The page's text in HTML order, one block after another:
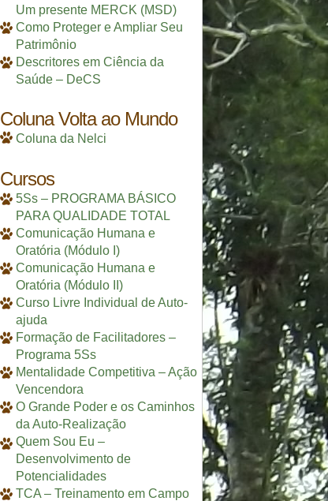
Um presente MERCK (MSD)
Como Proteger e Ampliar Seu
Patrimônio
Descritores em Ciência da
Saúde – DeCS
Coluna Volta ao Mundo
Coluna da Nelci
Cursos
5Ss – PROGRAMA BÁSICO
PARA QUALIDADE TOTAL
Comunicação Humana e
Oratória (Módulo I)
Comunicação Humana e
Oratória (Módulo II)
Curso Livre Individual de Auto-
ajuda
Formação de Facilitadores –
Programa 5Ss
Mentalidade Competitiva – Ação
Vencendora
O Grande Poder e os Caminhos
da Auto-Realização
Quem Sou Eu –
Desenvolvimento de
Potencialidades
TCA – Treinamento em Campo